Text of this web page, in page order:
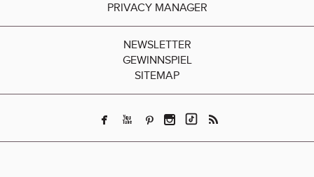
PRIVACY MANAGER
NEWSLETTER
GEWINNSPIEL
SITEMAP